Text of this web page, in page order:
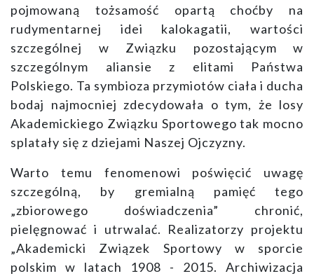
pojmowaną tożsamość opartą choćby na
rudymentarnej idei kalokagatii, wartości
szczególnej w Związku pozostającym w
szczególnym aliansie z elitami Państwa
Polskiego. Ta symbioza przymiotów ciała i ducha
bodaj najmocniej zdecydowała o tym, że losy
Akademickiego Związku Sportowego tak mocno
splatały się z dziejami Naszej Ojczyzny.
Warto temu fenomenowi poświęcić uwagę
szczególną, by gremialną pamięć tego
„zbiorowego doświadczenia” chronić,
pielęgnować i utrwalać. Realizatorzy projektu
„Akademicki Związek Sportowy w sporcie
polskim w latach 1908 - 2015. Archiwizacja